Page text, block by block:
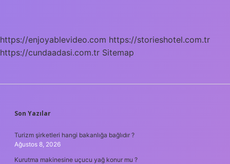
https://enjoyablevideo.com https://storieshotel.com.tr
https://cundaadasi.com.tr Sitemap
SIDEBAR
Son Yazılar
Turizm şirketleri hangi bakanlığa bağlıdır ?
Ağustos 8, 2026
Kurutma makinesine uçucu yağ konur mu ?